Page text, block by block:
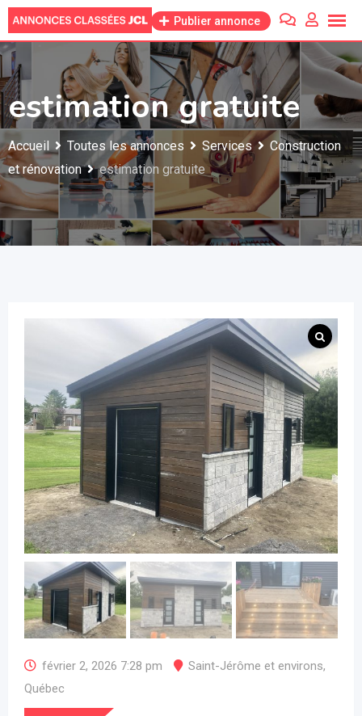
Skip
to
content
Publier annonce
estimation gratuite
Accueil Toutes les annonces Services
Construction
et rénovation
estimation gratuite
février 2, 2026 7:28 pm Saint-Jérôme et environs,
Québec